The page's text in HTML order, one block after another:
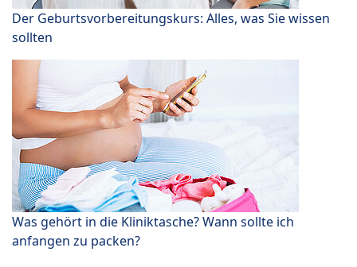
Der Geburtsvorbereitungskurs: Alles, was Sie wissen
sollten
Was gehört in die Kliniktasche? Wann sollte ich
anfangen zu packen?